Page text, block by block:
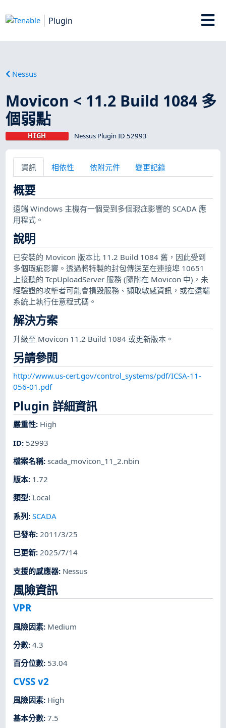
Plugin
Nessus
Movicon < 11.2 Build 1084 多
個弱點
HIGH Nessus Plugin ID 52993
資訊 相依性 依附元件 變更記錄
概要
遠端 Windows 主機有一個受到多個瑕疵影響的 SCADA 應
用程式。
說明
已安裝的 Movicon 版本比 11.2 Build 1084 舊，因此受到
多個瑕疵影響。透過將特製的封包傳送至在連接埠 10651
上接聽的 TcpUploadServer 服務 (隨附在 Movicon 中)，未
經驗證的攻擊者可能會損毀服務、擷取敏感資訊，或在遠端
系統上執行任意程式碼。
解決方案
升級至 Movicon 11.2 Build 1084 或更新版本。
另請參閱
http://www.us-cert.gov/control_systems/pdf/ICSA-11-
056-01.pdf
Plugin 詳細資訊
嚴重性: High
ID: 52993
檔案名稱:scada_movicon_11_2.nbin
版本: 1.72
類型: Local
系列:SCADA
已發布:2011/3/25
已更新:2025/7/14
支援的感應器: Nessus
風險資訊
VPR
風險因素: Medium
分數:4.3
百分位數: 53.04
CVSS v2
風險因素: High
基本分數:7.5